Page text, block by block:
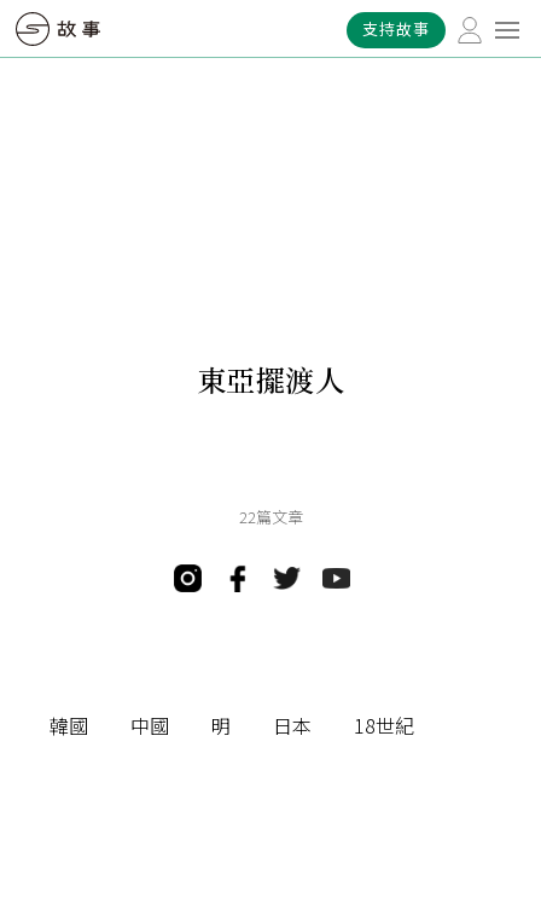
支持故事
東亞擺渡人
22篇文章
韓國 中國 明 日本 18世紀